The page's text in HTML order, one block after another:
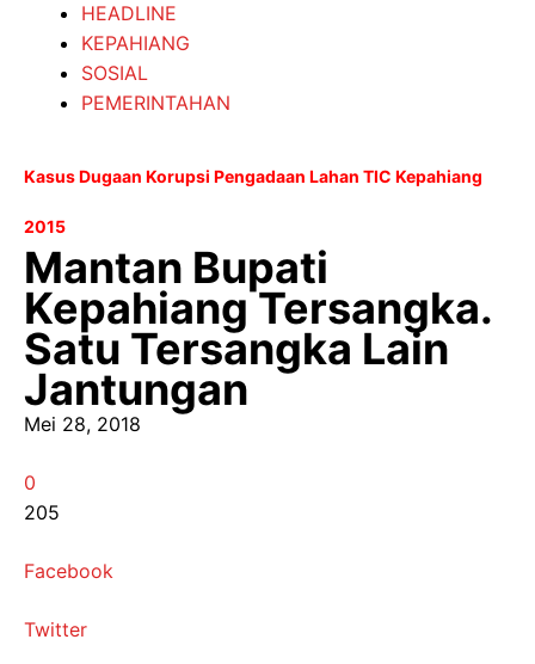
HEADLINE
KEPAHIANG
SOSIAL
PEMERINTAHAN
Kasus Dugaan Korupsi Pengadaan Lahan TIC Kepahiang
2015
Mantan Bupati
Kepahiang Tersangka.
Satu Tersangka Lain
Jantungan
Mei 28, 2018
0
205
Facebook
Twitter